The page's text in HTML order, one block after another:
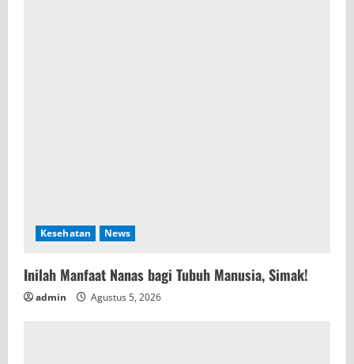
Kesehatan News
Inilah Manfaat Nanas bagi Tubuh Manusia, Simak!
admin Agustus 5, 2026